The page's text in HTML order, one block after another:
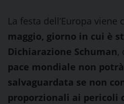
La festa dell’Europa
maggio, giorno in cui è
Dichiarazione Schuman,
pace mondiale non
salvaguardata se non
proporzionali ai pericoli